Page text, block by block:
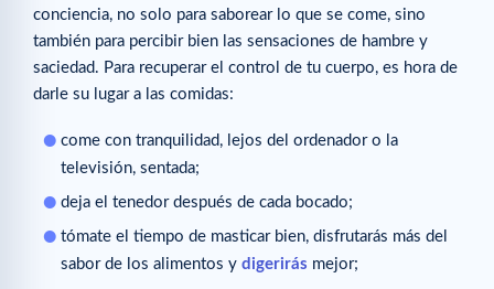
conciencia, no solo para saborear lo que se come, sino
también para percibir bien las sensaciones de hambre y
saciedad. Para recuperar el control de tu cuerpo, es hora de
darle su lugar a las comidas:
come con tranquilidad, lejos del ordenador o la
televisión, sentada;
deja el tenedor después de cada bocado;
tómate el tiempo de masticar bien, disfrutarás más del
sabor de los alimentos y digerirás mejor;